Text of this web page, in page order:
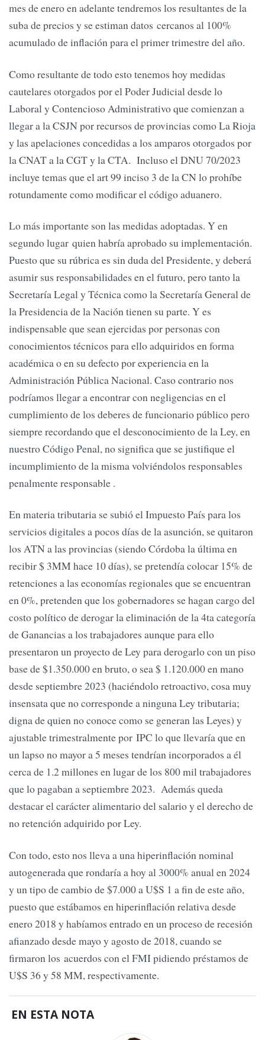
mes de enero en adelante tendremos los resultantes de la
suba de precios y se estiman datos cercanos al 100%
acumulado de inflación para el primer trimestre del año.
Como resultante de todo esto tenemos hoy medidas
cautelares otorgados por el Poder Judicial desde lo
Laboral y Contencioso Administrativo que comienzan a
llegar a la CSJN por recursos de provincias como La Rioja
y las apelaciones concedidas a los amparos otorgados por
la CNAT a la CGT y la CTA. Incluso el DNU 70/2023
incluye temas que el art 99 inciso 3 de la CN lo prohíbe
rotundamente como modificar el código aduanero.
Lo más importante son las medidas adoptadas. Y en
segundo lugar quien habría aprobado su implementación.
Puesto que su rúbrica es sin duda del Presidente, y deberá
asumir sus responsabilidades en el futuro, pero tanto la
Secretaría Legal y Técnica como la Secretaría General de
la Presidencia de la Nación tienen su parte. Y es
indispensable que sean ejercidas por personas con
conocimientos técnicos para ello adquiridos en forma
académica o en su defecto por experiencia en la
Administración Pública Nacional. Caso contrario nos
podríamos llegar a encontrar con negligencias en el
cumplimiento de los deberes de funcionario público pero
siempre recordando que el desconocimiento de la Ley, en
nuestro Código Penal, no significa que se justifique el
incumplimiento de la misma volviéndolos responsables
penalmente responsable .
En materia tributaria se subió el Impuesto País para los
servicios digitales a pocos días de la asunción, se quitaron
los ATN a las provincias (siendo Córdoba la última en
recibir $ 3MM hace 10 días), se pretendía colocar 15% de
retenciones a las economías regionales que se encuentran
en 0%, pretenden que los gobernadores se hagan cargo del
costo político de derogar la eliminación de la 4ta categoría
de Ganancias a los trabajadores aunque para ello
presentaron un proyecto de Ley para derogarlo con un piso
base de $1.350.000 en bruto, o sea $ 1.120.000 en mano
desde septiembre 2023 (haciéndolo retroactivo, cosa muy
insensata que no corresponde a ninguna Ley tributaria;
digna de quien no conoce como se generan las Leyes) y
ajustable trimestralmente por IPC lo que llevaría que en
un lapso no mayor a 5 meses tendrían incorporados a él
cerca de 1.2 millones en lugar de los 800 mil trabajadores
que lo pagaban a septiembre 2023. Además queda
destacar el carácter alimentario del salario y el derecho de
no retención adquirido por Ley.
Con todo, esto nos lleva a una hiperinflación nominal
autogenerada que rondaría a hoy al 3000% anual en 2024
y un tipo de cambio de $7.000 a U$S 1 a fin de este año,
puesto que estábamos en hiperinflación relativa desde
enero 2018 y habíamos entrado en un proceso de recesión
afianzado desde mayo y agosto de 2018, cuando se
firmaron los acuerdos con el FMI pidiendo préstamos de
U$S 36 y 58 MM, respectivamente.
EN ESTA NOTA